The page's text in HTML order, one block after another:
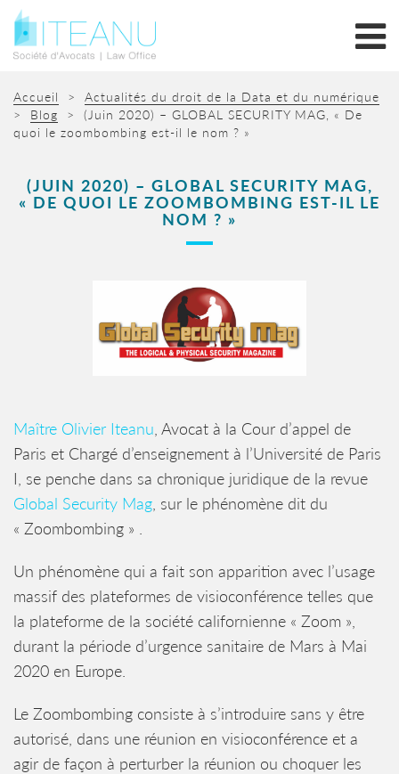
Accueil > Actualités du droit de la Data et du numérique
> Blog > (Juin 2020) – GLOBAL SECURITY MAG, « De
quoi le zoombombing est-il le nom ? »
(JUIN 2020) – GLOBAL SECURITY MAG,
« DE QUOI LE ZOOMBOMBING EST-IL LE
NOM ? »
Maître Olivier Iteanu , Avocat à la Cour d’appel de
Paris et Chargé d’enseignement à l’Université de Paris
I, se penche dans sa chronique juridique de la revue
Global Security Mag , sur le phénomène dit du
« Zoombombing » .
Un phénomène qui a fait son apparition avec l’usage
massif des plateformes de visioconférence telles que
la plateforme de la société californienne « Zoom »,
durant la période d’urgence sanitaire de Mars à Mai
2020 en Europe.
Le Zoombombing consiste à s’introduire sans y être
autorisé, dans une réunion en visioconférence et a
agir de façon à perturber la réunion ou choquer les